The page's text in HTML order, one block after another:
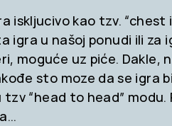
iskljucivo kao tzv. “chest
igra u našoj ponudi ili za
moguće uz piće. Dakle,
sto moze da se igra
“head to head” modu.